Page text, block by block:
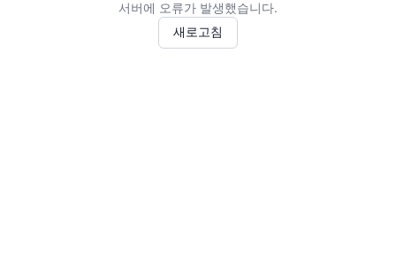
서버에 오류가 발생했습니다.
새로고침